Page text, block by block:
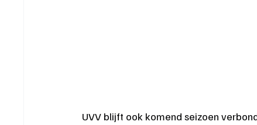
UVV blijft ook komend seizoen